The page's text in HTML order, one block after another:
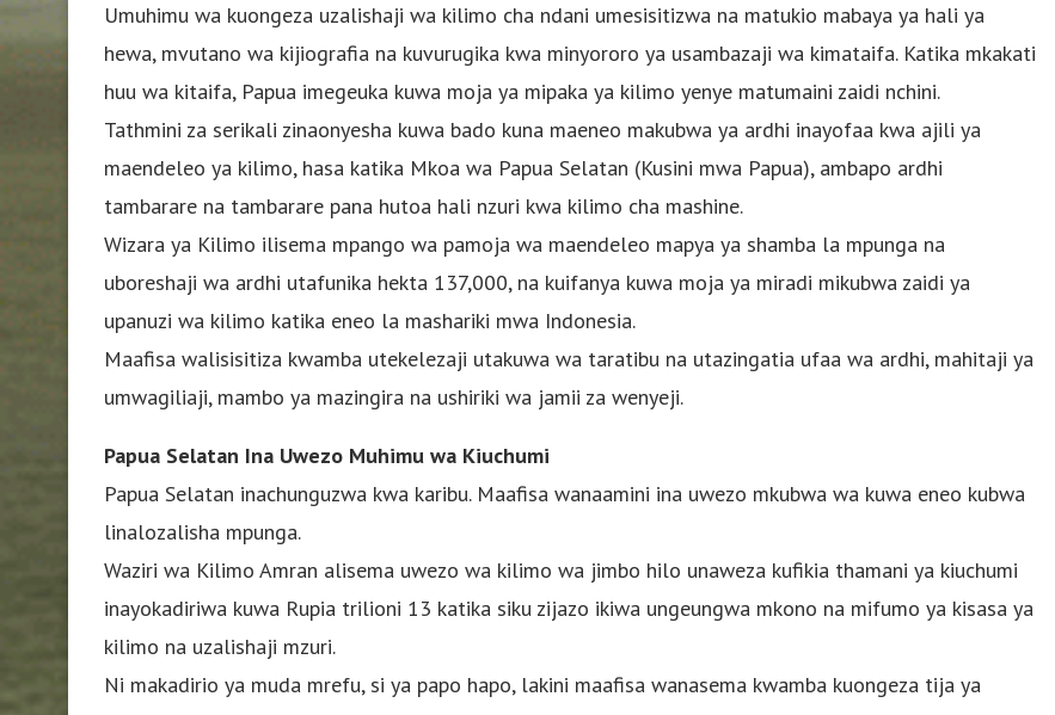
Umuhimu wa kuongeza uzalishaji wa kilimo cha ndani umesisitizwa na matukio mabaya ya hali ya
hewa, mvutano wa kijiografia na kuvurugika kwa minyororo ya usambazaji wa kimataifa. Katika mkakati
huu wa kitaifa, Papua imegeuka kuwa moja ya mipaka ya kilimo yenye matumaini zaidi nchini.
Tathmini za serikali zinaonyesha kuwa bado kuna maeneo makubwa ya ardhi inayofaa kwa ajili ya
maendeleo ya kilimo, hasa katika Mkoa wa Papua Selatan (Kusini mwa Papua), ambapo ardhi
tambarare na tambarare pana hutoa hali nzuri kwa kilimo cha mashine.
Wizara ya Kilimo ilisema mpango wa pamoja wa maendeleo mapya ya shamba la mpunga na
uboreshaji wa ardhi utafunika hekta 137,000, na kuifanya kuwa moja ya miradi mikubwa zaidi ya
upanuzi wa kilimo katika eneo la mashariki mwa Indonesia.
Maafisa walisisitiza kwamba utekelezaji utakuwa wa taratibu na utazingatia ufaa wa ardhi, mahitaji ya
umwagiliaji, mambo ya mazingira na ushiriki wa jamii za wenyeji.
Papua Selatan Ina Uwezo Muhimu wa Kiuchumi
Papua Selatan inachunguzwa kwa karibu. Maafisa wanaamini ina uwezo mkubwa wa kuwa eneo kubwa
linalozalisha mpunga.
Waziri wa Kilimo Amran alisema uwezo wa kilimo wa jimbo hilo unaweza kufikia thamani ya kiuchumi
inayokadiriwa kuwa Rupia trilioni 13 katika siku zijazo ikiwa ungeungwa mkono na mifumo ya kisasa ya
kilimo na uzalishaji mzuri.
Ni makadirio ya muda mrefu, si ya papo hapo, lakini maafisa wanasema kwamba kuongeza tija ya